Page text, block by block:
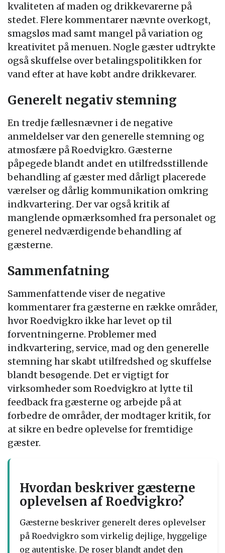
kvaliteten af maden og drikkevarerne på
stedet. Flere kommentarer nævnte overkogt,
smagsløs mad samt mangel på variation og
kreativitet på menuen. Nogle gæster udtrykte
også skuffelse over betalingspolitikken for
vand efter at have købt andre drikkevarer.
Generelt negativ stemning
En tredje fællesnævner i de negative
anmeldelser var den generelle stemning og
atmosfære på Roedvigkro. Gæsterne
påpegede blandt andet en utilfredsstillende
behandling af gæster med dårligt placerede
værelser og dårlig kommunikation omkring
indkvartering. Der var også kritik af
manglende opmærksomhed fra personalet og
generel nedværdigende behandling af
gæsterne.
Sammenfatning
Sammenfattende viser de negative
kommentarer fra gæsterne en række områder,
hvor Roedvigkro ikke har levet op til
forventningerne. Problemer med
indkvartering, service, mad og den generelle
stemning har skabt utilfredshed og skuffelse
blandt besøgende. Det er vigtigt for
virksomheder som Roedvigkro at lytte til
feedback fra gæsterne og arbejde på at
forbedre de områder, der modtager kritik, for
at sikre en bedre oplevelse for fremtidige
gæster.
Hvordan beskriver gæsterne
oplevelsen af Roedvigkro?
Gæsterne beskriver generelt deres oplevelser
på Roedvigkro som virkelig dejlige, hyggelige
og autentiske. De roser blandt andet den